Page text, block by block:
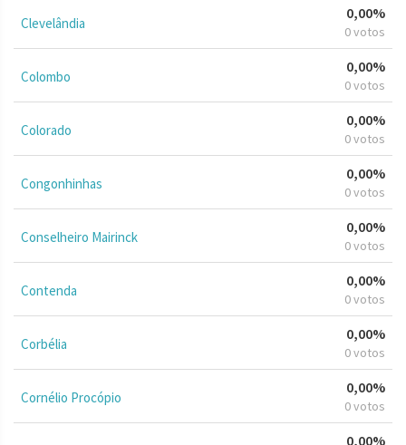
Clevelândia
0,00%
0 votos
Colombo
0,00%
0 votos
Colorado
0,00%
0 votos
Congonhinhas
0,00%
0 votos
Conselheiro Mairinck
0,00%
0 votos
Contenda
0,00%
0 votos
Corbélia
0,00%
0 votos
Cornélio Procópio
0,00%
0 votos
0,00%